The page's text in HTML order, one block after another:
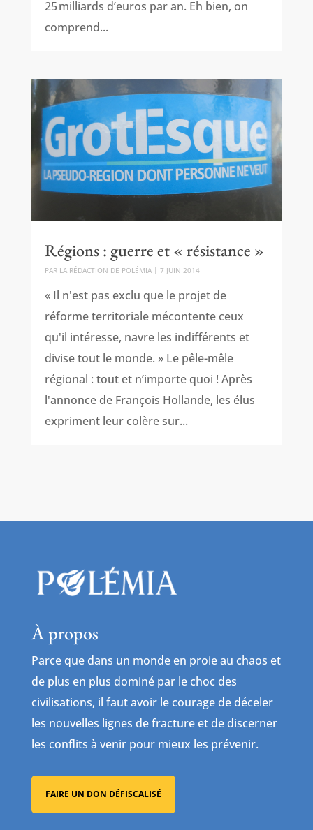
25 milliards d’euros par an. Eh bien, on
comprend...
Régions : guerre et « résistance »
PAR LA RÉDACTION DE POLÉMIA| 7 JUIN 2014
« Il n'est pas exclu que le projet de
réforme territoriale mécontente ceux
qu'il intéresse, navre les indifférents et
divise tout le monde. » Le pêle-mêle
régional : tout et n’importe quoi ! Après
l'annonce de François Hollande, les élus
expriment leur colère sur...
À propos
Parce que dans un monde en proie au chaos et
de plus en plus dominé par le choc des
civilisations, il faut avoir le courage de déceler
les nouvelles lignes de fracture et de discerner
les conflits à venir pour mieux les prévenir.
FAIRE UN DON DÉFISCALISÉ